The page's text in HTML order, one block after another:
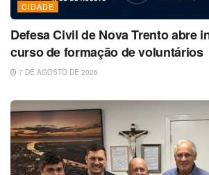
CIDADE
Defesa Civil de Nova Trento abre
curso de formação de voluntários
7 DE AGOSTO DE 2026